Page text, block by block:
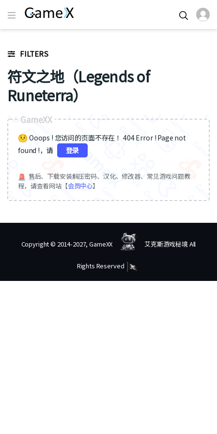
FILTERS
符文之地（Legends of
Runeterra）
GameXX
Ooops ! 您访问的页面不存在 ！404 Error ! Page not
found !，请
登录
售后、下载安装解压密码、汉化、修改器、常见游戏问题教
程，请查看网站【会员中心】
Copyright © 2014-2027, GameXX 艾克斯游戏秘境 All
Rights Reserved